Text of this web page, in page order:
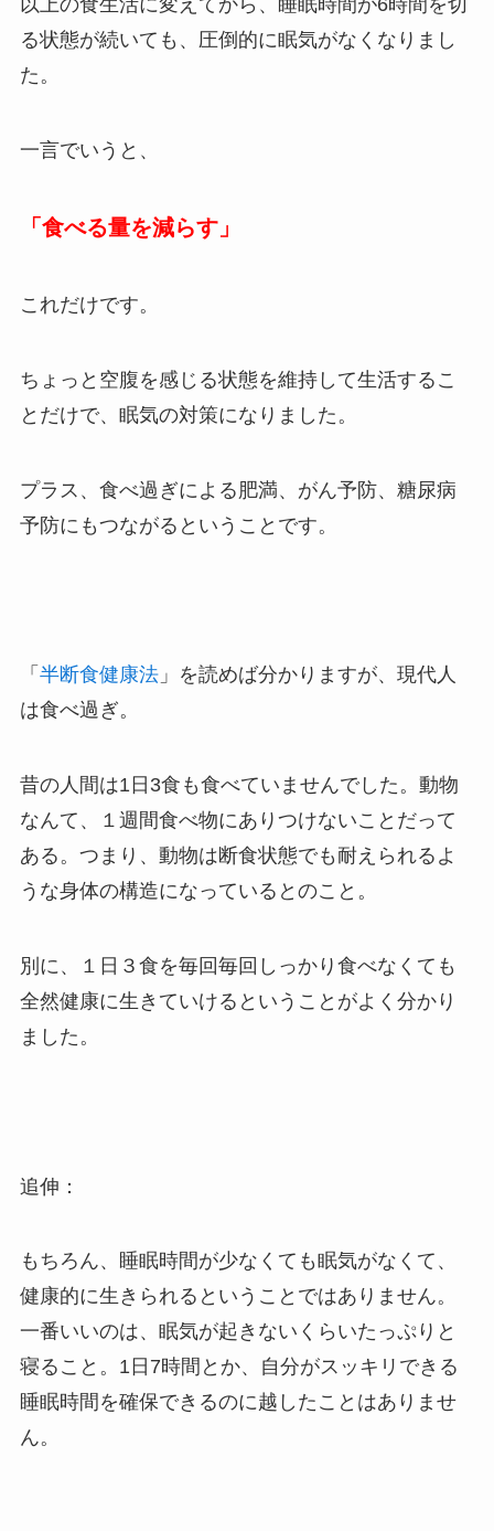
以上の食生活に変えてから、睡眠時間が6時間を切
る状態が続いても、圧倒的に眠気がなくなりまし
た。
一言でいうと、
「食べる量を減らす」
これだけです。
ちょっと空腹を感じる状態を維持して生活するこ
とだけで、眠気の対策になりました。
プラス、食べ過ぎによる肥満、がん予防、糖尿病
予防にもつながるということです。
「 半断食健康法」を読めば分かりますが、現代人
は食べ過ぎ。
昔の人間は1日3食も食べていませんでした。動物
なんて、１週間食べ物にありつけないことだって
ある。つまり、動物は断食状態でも耐えられるよ
うな身体の構造になっているとのこと。
別に、１日３食を毎回毎回しっかり食べなくても
全然健康に生きていけるということがよく分かり
ました。
追伸：
もちろん、睡眠時間が少なくても眠気がなくて、
健康的に生きられるということではありません。
一番いいのは、眠気が起きないくらいたっぷりと
寝ること。1日7時間とか、自分がスッキリできる
睡眠時間を確保できるのに越したことはありませ
ん。